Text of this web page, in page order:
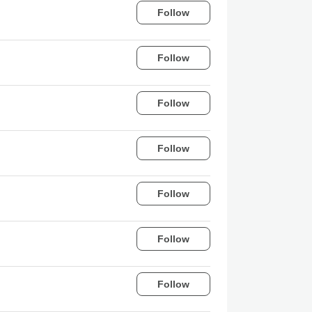
Follow
Follow
Follow
Follow
Follow
Follow
Follow